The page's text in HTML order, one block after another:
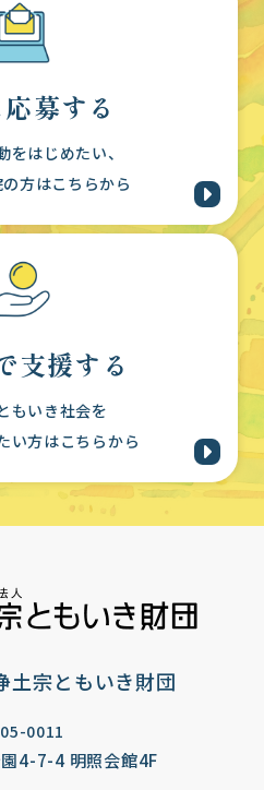
募する
をはじめたい、
方はこちらから
支援する
もいき社会を
い方はこちらから
土宗ともいき財団
0011
4-7-4 明照会館4F